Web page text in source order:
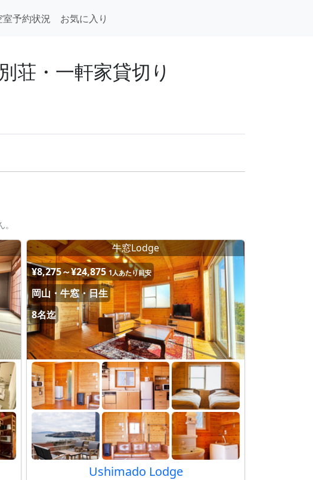
室予約状況
お気に入り
荘・一軒家貸切り
牛窓Lodge
¥8,275～¥24,875 1人あたり目安
岡山・牛窓・日生
8名迄
Ushimado Lodge